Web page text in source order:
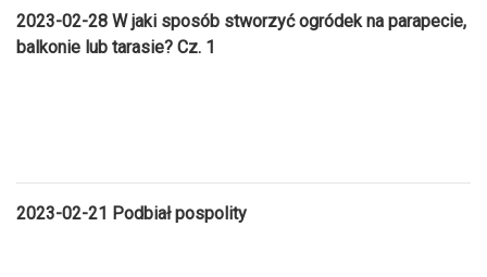
2023-02-28 W jaki sposób stworzyć ogródek na parapecie,
balkonie lub tarasie? Cz. 1
2023-02-21 Podbiał pospolity